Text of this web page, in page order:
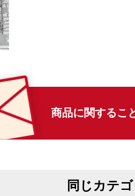
商品に関するこ
同じカテ